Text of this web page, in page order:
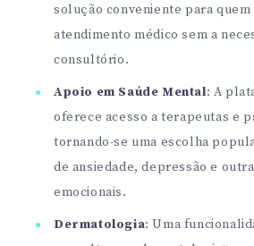
solução conveniente para quem
atendimento médico sem a
consultório.
Apoio em Saúde Mental: A
oferece acesso a terapeutas e
tornando-se uma escolha
de ansiedade, depressão e
emocionais.
Dermatologia: Uma